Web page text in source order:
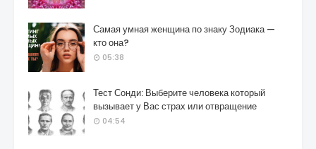
Самая умная женщина по знаку Зодиака —
кто она?
05:38
Тест Сонди: Выберите человека который
вызывает у Вас страх или отвращение
04:54